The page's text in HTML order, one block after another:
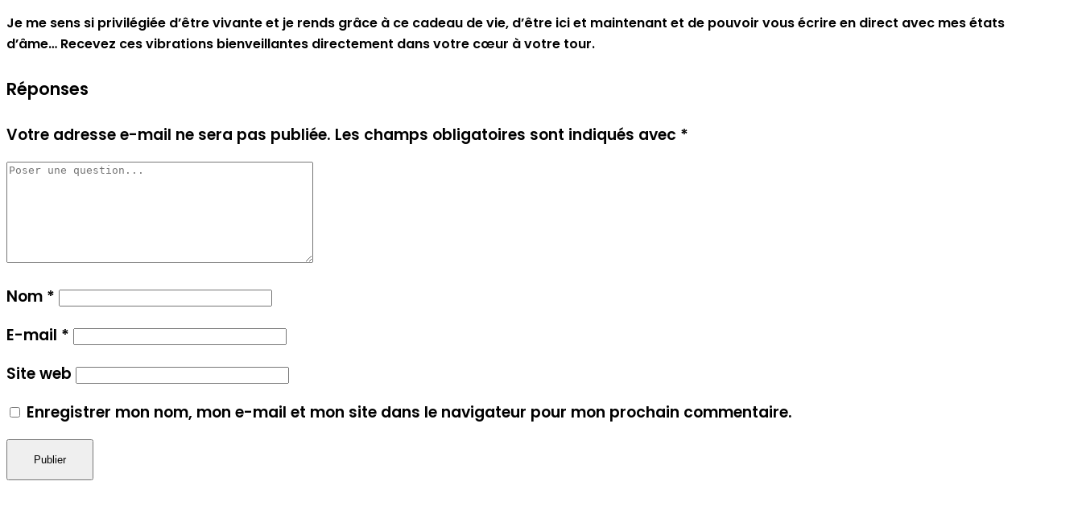
Je me sens si privilégiée d’être vivante et je rends grâce à ce cadeau de vie, d’être ici et maintenant et de pouvoir vous écrire en direct avec mes états
d’âme… Recevez ces vibrations bienveillantes directement dans votre cœur à votre tour.
Réponses
Votre adresse e-mail ne sera pas publiée. Les champs obligatoires sont indiqués avec *
Nom *
E-mail *
Site web
Enregistrer mon nom, mon e-mail et mon site dans le navigateur pour mon prochain commentaire.